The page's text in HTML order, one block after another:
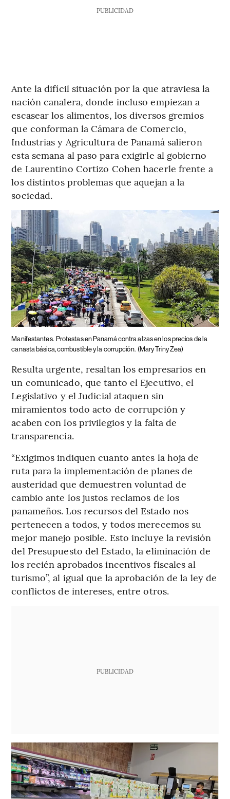
PUBLICIDAD
Ante la difícil situación por la que atraviesa la
nación canalera, donde incluso empiezan a
escasear los alimentos, los diversos gremios
que conforman la Cámara de Comercio,
Industrias y Agricultura de Panamá salieron
esta semana al paso para exigirle al gobierno
de Laurentino Cortizo Cohen hacerle frente a
los distintos problemas que aquejan a la
sociedad.
Manifestantes. Protestas en Panamá contra alzas en los precios de la
canasta básica, combustible y la corrupción. (Mary Triny Zea)
Resulta urgente, resaltan los empresarios en
un comunicado, que tanto el Ejecutivo, el
Legislativo y el Judicial ataquen sin
miramientos todo acto de corrupción y
acaben con los privilegios y la falta de
transparencia.
“Exigimos indiquen cuanto antes la hoja de
ruta para la implementación de planes de
austeridad que demuestren voluntad de
cambio ante los justos reclamos de los
panameños. Los recursos del Estado nos
pertenecen a todos, y todos merecemos su
mejor manejo posible. Esto incluye la revisión
del Presupuesto del Estado, la eliminación de
los recién aprobados incentivos fiscales al
turismo”, al igual que la aprobación de la ley de
conflictos de intereses, entre otros.
PUBLICIDAD